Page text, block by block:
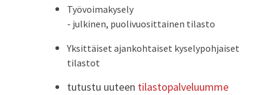
Työvoimakysely
- julkinen, puolivuosittainen tilasto
Yksittäiset ajankohtaiset kyselypohjaiset
tilastot
tutustu uuteen tilastopalveluumme